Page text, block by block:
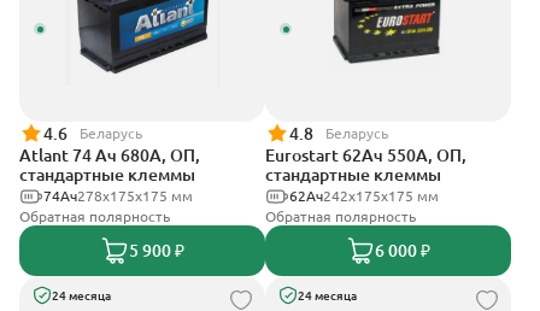
4.6 Беларусь
Atlant 74 Ач 680А, ОП,
стандартные клеммы
278х175х175 мм
74Ач
Обратная полярность
5 900 ₽
4.8 Беларусь
Eurostart 62Ач 550А, ОП,
стандартные клеммы
242х175х175 мм
62Ач
Обратная полярность
6 000 ₽
24 месяца 24 месяца